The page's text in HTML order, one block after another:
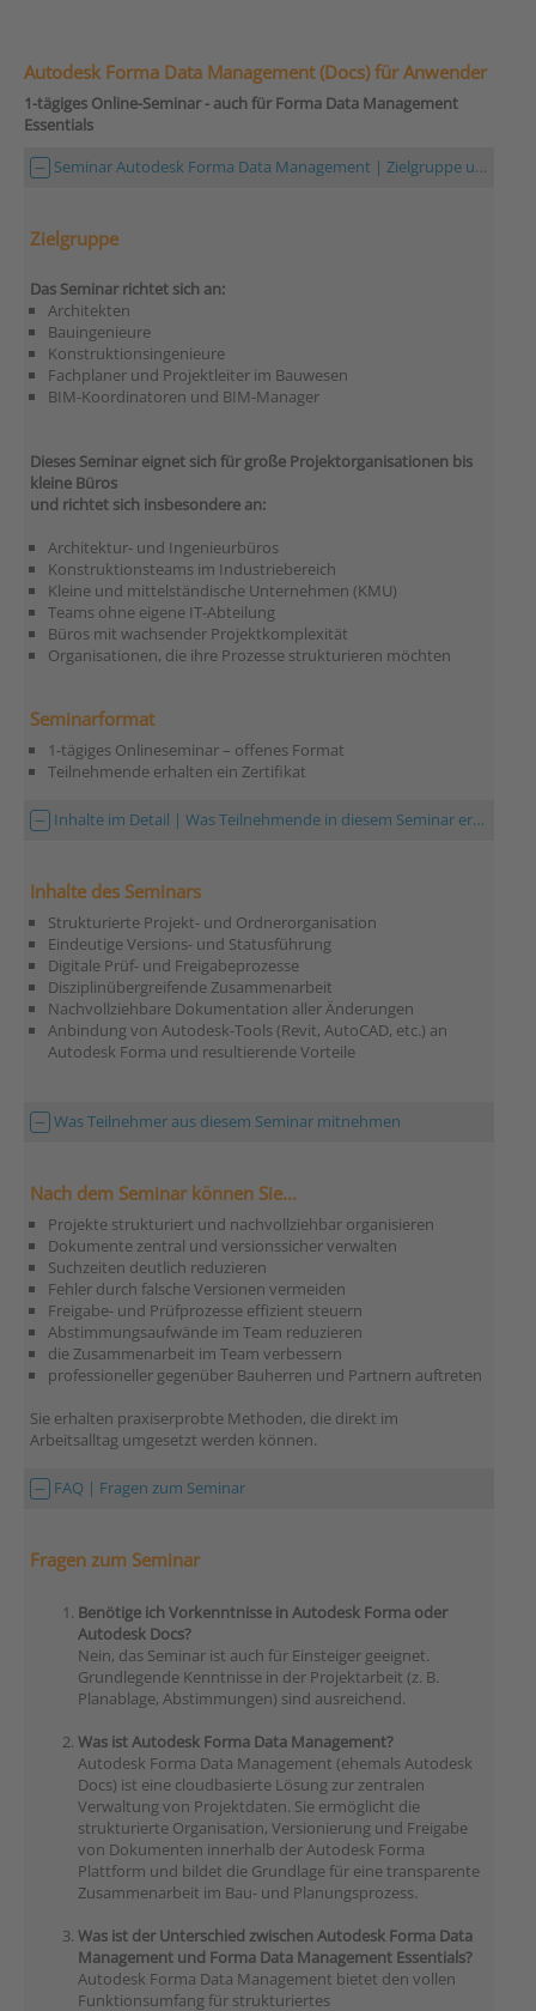
Autodesk Forma Data Management (Docs) für Anwender
1-tägiges Online-Seminar - auch für Forma Data Management
Essentials
Seminar Autodesk Forma Data Management | Zielgruppe und Format
Zielgruppe
Das Seminar richtet sich an:
Architekten
Bauingenieure
Konstruktionsingenieure
Fachplaner und Projektleiter im Bauwesen
BIM-Koordinatoren und BIM-Manager
Dieses Seminar eignet sich für große Projektorganisationen bis
kleine Büros
und richtet sich insbesondere an:
Architektur- und Ingenieurbüros
Konstruktionsteams im Industriebereich
Kleine und mittelständische Unternehmen (KMU)
Teams ohne eigene IT-Abteilung
Büros mit wachsender Projektkomplexität
Organisationen, die ihre Prozesse strukturieren möchten
Seminarformat
1-tägiges Onlineseminar – offenes Format
Teilnehmende erhalten ein Zertifikat
Inhalte im Detail | Was Teilnehmende in diesem Seminar erwartet
Inhalte des Seminars
Strukturierte Projekt- und Ordnerorganisation
Eindeutige Versions- und Statusführung
Digitale Prüf- und Freigabeprozesse
Disziplinübergreifende Zusammenarbeit
Nachvollziehbare Dokumentation aller Änderungen
Anbindung von Autodesk-Tools (Revit, AutoCAD, etc.) an
Autodesk Forma und resultierende Vorteile
Was Teilnehmer aus diesem Seminar mitnehmen
Nach dem Seminar können Sie...
Projekte strukturiert und nachvollziehbar organisieren
Dokumente zentral und versionssicher verwalten
Suchzeiten deutlich reduzieren
Fehler durch falsche Versionen vermeiden
Freigabe- und Prüfprozesse effizient steuern
Abstimmungsaufwände im Team reduzieren
die Zusammenarbeit im Team verbessern
professioneller gegenüber Bauherren und Partnern auftreten
Sie erhalten praxiserprobte Methoden, die direkt im
Arbeitsalltag umgesetzt werden können.
FAQ | Fragen zum Seminar
Fragen zum Seminar
Benötige ich Vorkenntnisse in Autodesk Forma oder
Autodesk Docs?
Nein, das Seminar ist auch für Einsteiger geeignet.
Grundlegende Kenntnisse in der Projektarbeit (z. B.
Planablage, Abstimmungen) sind ausreichend.
Was ist Autodesk Forma Data Management?
Autodesk Forma Data Management (ehemals Autodesk
Docs) ist eine cloudbasierte Lösung zur zentralen
Verwaltung von Projektdaten. Sie ermöglicht die
strukturierte Organisation, Versionierung und Freigabe
von Dokumenten innerhalb der Autodesk Forma
Plattform und bildet die Grundlage für eine transparente
Zusammenarbeit im Bau- und Planungsprozess.
Was ist der Unterschied zwischen Autodesk Forma Data
Management und Forma Data Management Essentials?
Autodesk Forma Data Management bietet den vollen
Funktionsumfang für strukturiertes